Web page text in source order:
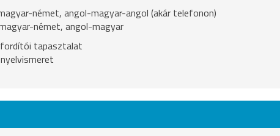
német, angol-magyar-angol (akár telefonon)
német, angol-magyar
tapasztalat